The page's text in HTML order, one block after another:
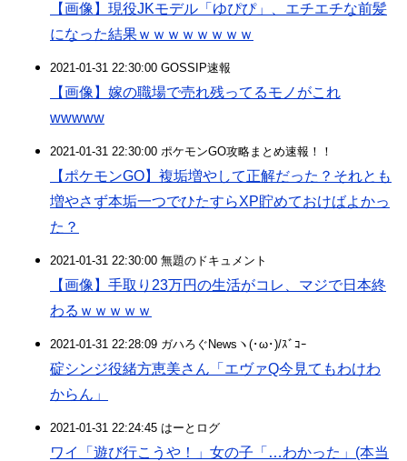
【画像】現役JKモデル「ゆぴぴ」、エチエチな前髪
になった結果ｗｗｗｗｗｗｗｗ
2021-01-31 22:30:00 GOSSIP速報
【画像】嫁の職場で売れ残ってるモノがこれ
wwwww
2021-01-31 22:30:00 ポケモンGO攻略まとめ速報！！
【ポケモンGO】複垢増やして正解だった？それとも
増やさず本垢一つでひたすらXP貯めておけばよかっ
た？
2021-01-31 22:30:00 無題のドキュメント
【画像】手取り23万円の生活がコレ、マジで日本終
わるｗｗｗｗｗ
2021-01-31 22:28:09 ガハろぐNewsヽ(･ω･)/ｽﾞｺｰ
碇シンジ役緒方恵美さん「エヴァQ今見てもわけわ
からん」
2021-01-31 22:24:45 はーとログ
ワイ「遊び行こうや！」女の子「…わかった」(本当